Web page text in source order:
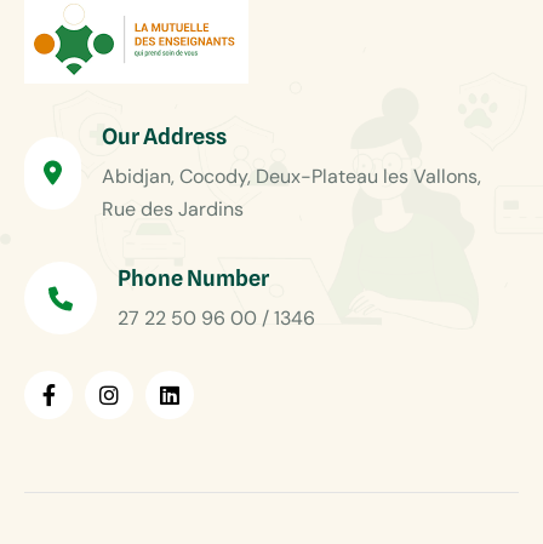
Our Address
Abidjan, Cocody, Deux-Plateau les Vallons,
Rue des Jardins
Phone Number
27 22 50 96 00 / 1346